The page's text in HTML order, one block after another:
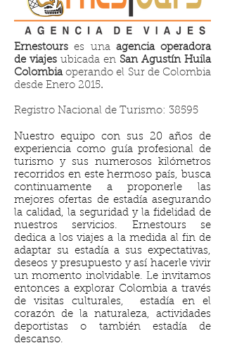
Ernestourses unaagencia operadora
de viajes ubicada en San Agustín Huila
Colombiaoperando el Sur de Colombia
desde Enero 2015.
Registro Nacional de Turismo: 38595
Nuestro equipo con sus 20 años de
experiencia como guía profesional de
turismo y sus numerosos kilómetros
recorridos en este hermoso país, busca
continuamente a proponerle las
mejores ofertas de estadía asegurando
la calidad, la seguridad y la fidelidad de
nuestros servicios. Ernestours se
dedica a los viajes a la medida al fin de
adaptar su estadía a sus expectativas,
deseos y presupuesto y así hacerle vivir
un momento inolvidable. Le invitamos
entonces a explorar Colombia a través
de visitas culturales, estadía en el
corazón de la naturaleza, actividades
deportistas o también estadía de
descanso.